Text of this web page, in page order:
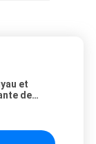
et
de